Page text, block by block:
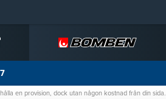
en provision, dock utan någon kostnad från din sida.